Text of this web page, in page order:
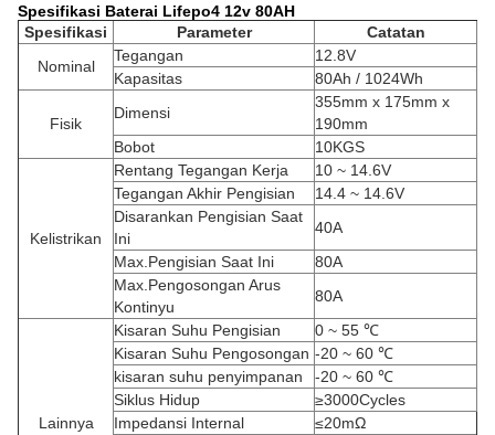
Spesifikasi Baterai Lifepo4 12v 80AH
Spesifikasi
Parameter
Catatan
Nominal
Tegangan
12.8V
Kapasitas
80Ah / 1024Wh
Fisik
Dimensi
355mm x 175mm x
190mm
Bobot
10KGS
Kelistrikan
Rentang Tegangan Kerja
10 ~ 14.6V
Tegangan Akhir Pengisian
14.4 ~ 14.6V
Disarankan Pengisian Saat
Ini
40A
Max.Pengisian Saat Ini
80A
Max.Pengosongan Arus
Kontinyu
80A
Lainnya
Kisaran Suhu Pengisian
0 ~ 55 ℃
Kisaran Suhu Pengosongan -20 ~ 60 ℃
kisaran suhu penyimpanan
-20 ~ 60 ℃
Siklus Hidup
≥3000Cycles
Impedansi Internal
≤20mΩ